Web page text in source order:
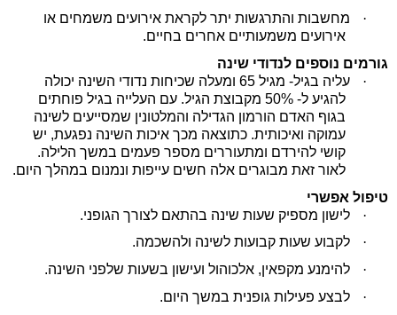
·
מחשבות והתרגשות יתר לקראת אירועים משמחים או
אירועים משמעותיים אחרים בחיים.
גורמים נוספים לנדודי שינה
·
עליה בגיל- מגיל 65 ומעלה שכיחות נדודי השינה יכולה
להגיע ל- 50% מקבוצת הגיל. עם העלייה בגיל פוחתים
בגוף האדם הורמון הגדילה והמלטונין שמסייעים לשינה
עמוקה ואיכותית. כתוצאה מכך איכות השינה נפגעת, יש
קושי להירדם ומתעוררים מספר פעמים במשך הלילה.
לאור זאת מבוגרים אלה חשים עייפות ונמנום במהלך היום.
טיפול אפשרי
·
לישון מספיק שעות שינה בהתאם לצורך הגופני.
·
לקבוע שעות קבועות לשינה ולהשכמה.
·
להימנע מקפאין, אלכוהול ועישון בשעות שלפני השינה.
·
לבצע פעילות גופנית במשך היום.